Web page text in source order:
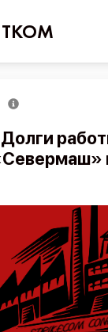
Поиск
Карта событий
Трудовые
Отчеты
Справочник
Долги